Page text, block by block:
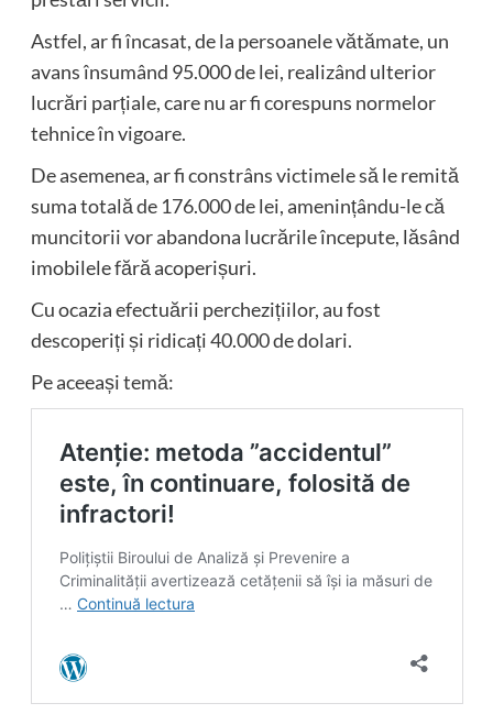
Astfel, ar fi încasat, de la persoanele vătămate, un
avans însumând 95.000 de lei, realizând ulterior
lucrări parțiale, care nu ar fi corespuns normelor
tehnice în vigoare.
De asemenea, ar fi constrâns victimele să le remită
suma totală de 176.000 de lei, amenințându-le că
muncitorii vor abandona lucrările începute, lăsând
imobilele fără acoperișuri.
Cu ocazia efectuării perchezițiilor, au fost
descoperiți și ridicați 40.000 de dolari.
Pe aceeași temă: